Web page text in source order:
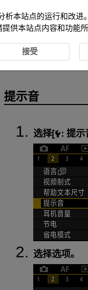
提示音
选择[ : 提示
选择选项。
析本站点的运行和改进
供本站点内容和功能
接受